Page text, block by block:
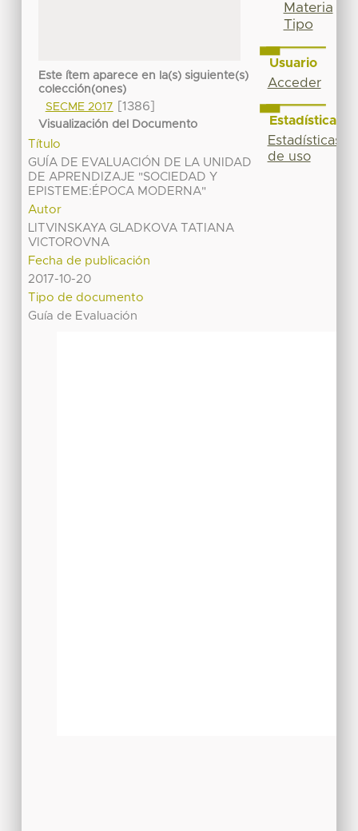
Este ítem aparece en la(s) siguiente(s)
colección(ones)
SECME 2017
[1386]
Visualización del Documento
Título
GUÍA DE EVALUACIÓN DE LA UNIDAD
DE APRENDIZAJE "SOCIEDAD Y
EPISTEME:ÉPOCA MODERNA"
Autor
LITVINSKAYA GLADKOVA TATIANA
VICTOROVNA
Fecha de publicación
2017-10-20
Tipo de documento
Guía de Evaluación
Materia
Tipo
Usuario
Acceder
Estadísticas
Estadísticas
de uso